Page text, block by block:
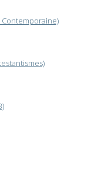
Contemporaine)